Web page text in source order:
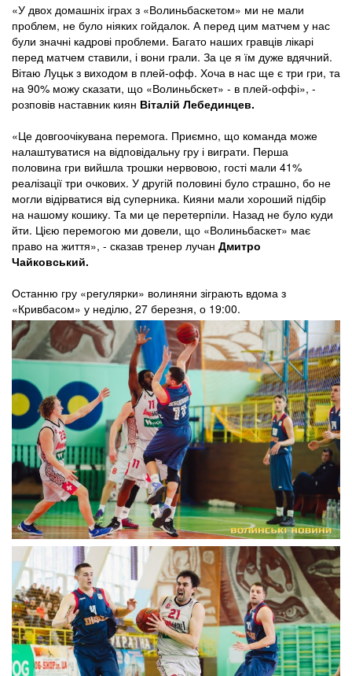
«У двох домашніх іграх з «Волиньбаскетом» ми не мали
проблем, не було ніяких гойдалок. А перед цим матчем у нас
були значні кадрові проблеми. Багато наших гравців лікарі
перед матчем ставили, і вони грали. За це я їм дуже вдячний.
Вітаю Луцьк з виходом в плей-офф. Хоча в нас ще є три гри, та
на 90% можу сказати, що «Волиньбскет» - в плей-оффі», -
розповів наставник киян Віталій Лебединцев.
«Це довгоочікувана перемога. Приємно, що команда може
налаштуватися на відповідальну гру і виграти. Перша
половина гри вийшла трошки нервовою, гості мали 41%
реалізації три очкових. У другій половині було страшно, бо не
могли відірватися від суперника. Кияни мали хороший підбір
на нашому кошику. Та ми це перетерпіли. Назад не було куди
йти. Цією перемогою ми довели, що «Волиньбаскет» має
право на життя», - сказав тренер лучан Дмитро
Чайковський.
Останню гру «регулярки» волиняни зіграють вдома з
«Кривбасом» у неділю, 27 березня, о 19:00.